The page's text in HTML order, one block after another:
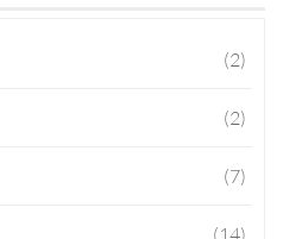
(2)
(2)
(7)
(14)